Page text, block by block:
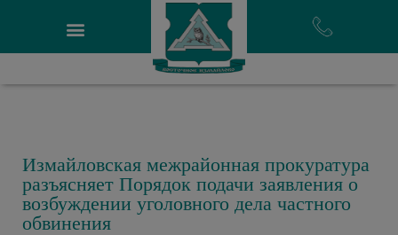
Измайловская межрайонная прокуратура
разъясняет Порядок подачи заявления о
возбуждении уголовного дела частного
обвинения